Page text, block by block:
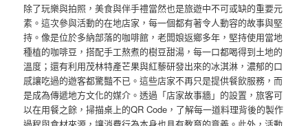
除了玩樂與拍照，美食與伴手禮當然也是旅遊中不可或缺的重要元
素。這次參與活動的在地店家，每一個都有著令人動容的故事與堅
持。像是位於多納部落的咖啡館，老闆娘返鄉多年，堅持使用當地
種植的咖啡豆，搭配手工熬煮的樹豆甜湯，每一口都喝得到土地的
溫度；還有利用茂林特產芒果與紅藜研發出來的冰淇淋，濃郁的口
感讓吃過的遊客都驚豔不已。這些店家不再只是提供餐飲服務，而
是成為傳遞地方文化的媒介。透過「店家故事牆」的設置，旅客可
以在用餐之餘，掃描桌上的QR Code，了解每一道料理背後的製作